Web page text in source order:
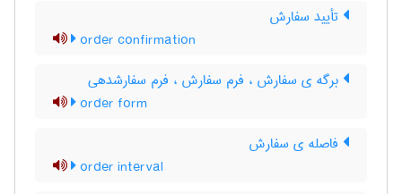
تأیید سفارش
order confirmation
برگه ی سفارش ، فرم سفارش ، فرم سفارشدهی
order form
فاصله ی سفارش
order interval